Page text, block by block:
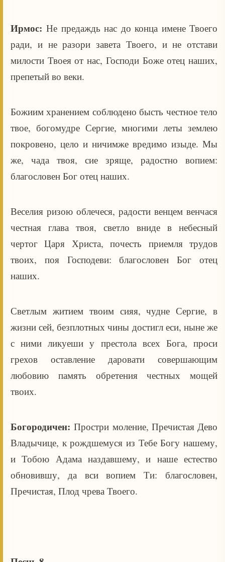
Ирмос:Не предаждь нас до конца имене Твоего
ради, и не разори завета Твоего, и не отстави
милости Твоея от нас, Господи Боже отец наших,
препетый во веки.
Божиим хранением соблюдено бысть честное тело
твое, богомудре Сергие, многими леты землею
покровено, цело и ничимже вредимо изыде. Мы
же, чада твоя, сие зряще, радостно вопием:
благословен Бог отец наших.
Веселия ризою облечеся, радости венцем венчася
честная глава твоя, светло вниде в небесный
чертог Царя Христа, почесть приемля трудов
твоих, поя Господеви: благословен Бог отец
наших.
Светлым житием твоим сияя, чудне Сергие, в
жизни сей, безплотных чины достигл еси, ныне же
с ними ликуеши у престола всех Бога, проси
грехов оставление даровати совершающим
любовию память обретения честных мощей
твоих.
Богородичен:Простри моление, Пречистая Дево
Владычице, к рождшемуся из Тебе Богу нашему,
и Тобою Адама наздавшему, и наше естество
обновившу, да вси вопием Ти: благословен,
Пречистая, Плод чрева Твоего.